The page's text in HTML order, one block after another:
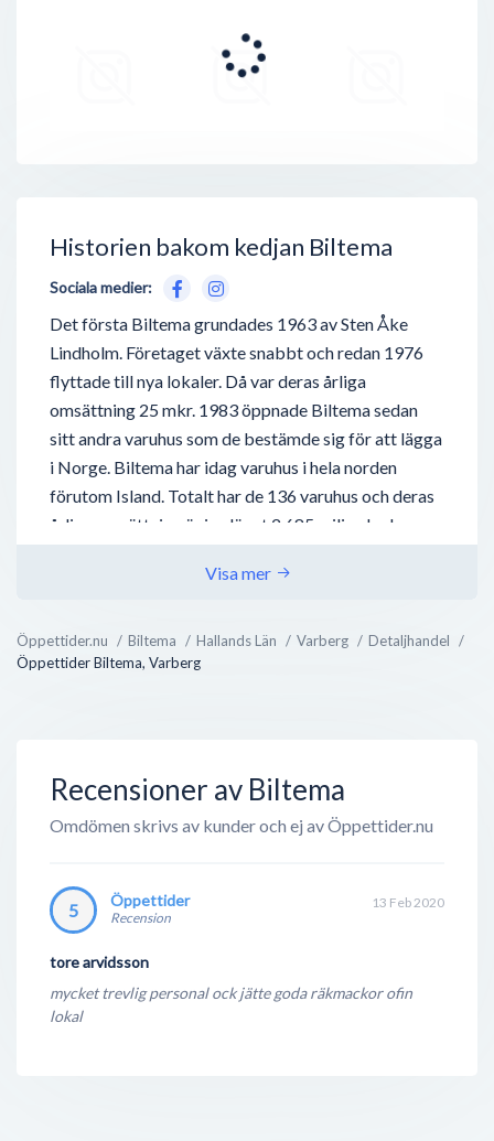
Öppettider.nu Biltema Hallands Län Varberg
Detaljhandel
Öppettider Biltema, Varberg
Historien bakom kedjan Biltema
Sociala medier:
Det första Biltema grundades 1963 av Sten Åke
Lindholm. Företaget växte snabbt och redan 1976
flyttade till nya lokaler. Då var deras årliga
omsättning 25 mkr. 1983 öppnade Biltema sedan
sitt andra varuhus som de bestämde sig för att lägga
i Norge. Biltema har idag varuhus i hela norden
förutom Island. Totalt har de 136 varuhus och deras
årliga omsättning är i nuläget 2,685 miljarder kronor.
Affärsidén bakom Biltema var från början att sänka
sänka priset på delarna rejält. Detta gjorde butiken
Visa mer
Recensioner av Biltema
Omdömen skrivs av kunder och ej av Öppettider.nu
5 Öppettider
Recension
tore arvidsson
13 Feb 2020
mycket trevlig personal ock jätte goda räkmackor ofin
lokal